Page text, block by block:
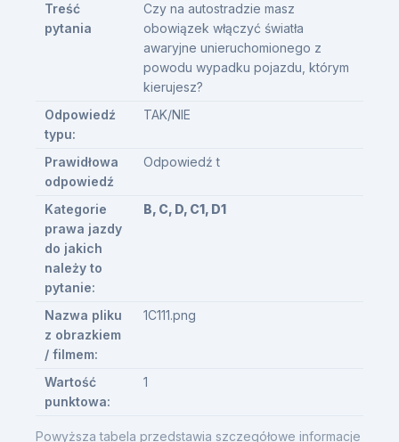
Powyższa tabela przedstawia szczegółowe informacje
Treść
pytania
Czy na autostradzie masz
obowiązek włączyć światła
awaryjne unieruchomionego z
powodu wypadku pojazdu, którym
kierujesz?
Odpowiedź
typu:
TAK/NIE
Prawidłowa
odpowiedź
Odpowiedź t
Kategorie
prawa jazdy
do jakich
należy to
pytanie:
B, C, D, C1, D1
Nazwa pliku
z obrazkiem
/ filmem:
1C111.png
Wartość
punktowa:
1